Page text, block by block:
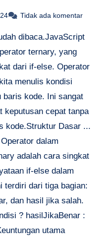
Tidak ada komentar
dibaca.JavaScript
ternary, yang
dari if-else. Operator
menulis kondisi
baris kode. Ini sangat
keputusan cepat tanpa
kode.Struktur Dasar ...
dalam
adalah cara singkat
if-else dalam
terdiri dari tiga bagian:
dan hasil jika salah.
? hasilJikaBenar :
utama